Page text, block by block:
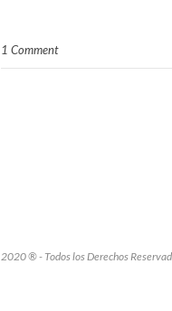
1 Comment
2020 ® - Todos los Derechos